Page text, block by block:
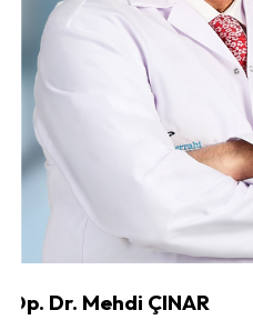
Op. Dr. Mehdi ÇINAR